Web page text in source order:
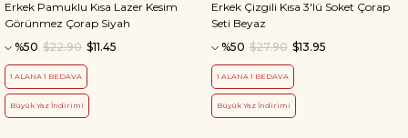
Erkek Pamuklu Kısa Lazer Kesim
Görünmez Çorap Siyah
%50
$11.45
$22.90
1 ALANA 1 BEDAVA
Büyük Yaz İndirimi
Erkek Çizgili Kısa 3'lü Soket Çorap
Seti Beyaz
%50
$13.95
$27.90
1 ALANA 1 BEDAVA
Büyük Yaz İndirimi